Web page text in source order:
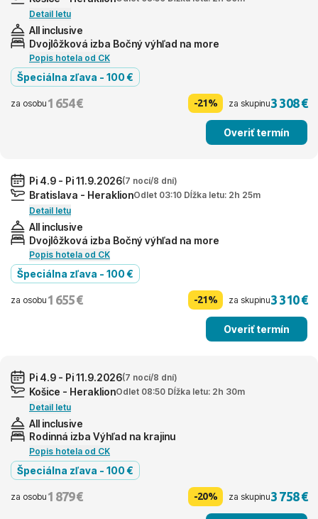
Detail letu
All inclusive
Dvojlôžková izba Bočný výhľad na more
Popis hotela od CK
Špeciálna zľava - 100 €
za osobu 1 654 € -21% za skupinu3 308 €
Overiť termín
Pi 4.9 - Pi 11.9.2026(7 nocí/8 dní)
Bratislava - HeraklionOdlet 03:10 Dĺžka letu: 2h 25m
Detail letu
All inclusive
Dvojlôžková izba Bočný výhľad na more
Popis hotela od CK
Špeciálna zľava - 100 €
za osobu 1 655 € -21% za skupinu3 310 €
Overiť termín
Pi 4.9 - Pi 11.9.2026(7 nocí/8 dní)
Košice - HeraklionOdlet 08:50 Dĺžka letu: 2h 30m
Detail letu
All inclusive
Rodinná izba Výhľad na krajinu
Popis hotela od CK
Špeciálna zľava - 100 €
za osobu 1 879 € -20% za skupinu3 758 €